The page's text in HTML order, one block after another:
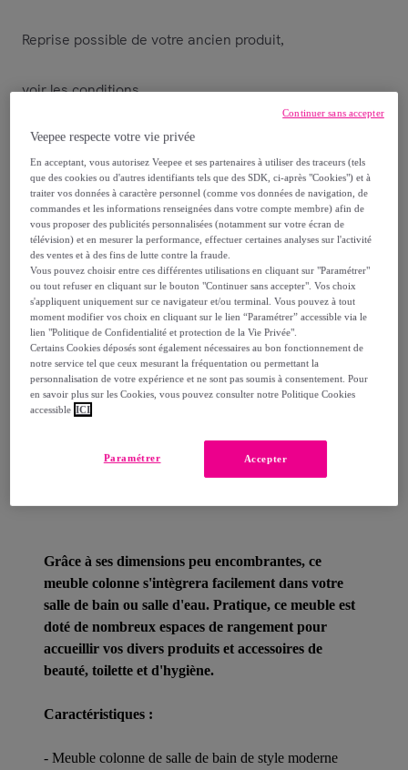
Reprise possible de votre ancien produit,
voir les conditions.
Vendu parAosom
Livraison
Livraison offerte par la marque
Livraison estimée: entre le13/08et le16/08
Comment ça marche ?
Détails sur votre produit
Grâce à ses dimensions peu encombrantes, ce
meuble colonne s'intègrera facilement dans votre
salle de bain ou salle d'eau. Pratique, ce meuble est
doté de nombreux espaces de rangement pour
accueillir vos divers produits et accessoires de
beauté, toilette et d'hygiène.
Caractéristiques :
- Meuble colonne de salle de bain de style moderne
Veepee respecte votre vie privée
En acceptant, vous autorisez Veepee et ses partenaires à utiliser des traceurs (tels
que des cookies ou d'autres identifiants tels que des SDK, ci-après "Cookies") et à
traiter vos données à caractère personnel (comme vos données de navigation, de
commandes et les informations renseignées dans votre compte membre) afin de
vous proposer des publicités personnalisées (notamment sur votre écran de
télévision) et en mesurer la performance, effectuer certaines analyses sur l'activité
des ventes et à des fins de lutte contre la fraude.
Vous pouvez choisir entre ces différentes utilisations en cliquant sur "Paramétrer"
ou tout refuser en cliquant sur le bouton "Continuer sans accepter". Vos choix
s'appliquent uniquement sur ce navigateur et/ou terminal. Vous pouvez à tout
moment modifier vos choix en cliquant sur le lien “Paramétrer” accessible via le
lien "Politique de Confidentialité et protection de la Vie Privée".
Certains Cookies déposés sont également nécessaires au bon fonctionnement de
notre service tel que ceux mesurant la fréquentation ou permettant la
personnalisation de votre expérience et ne sont pas soumis à consentement. Pour
en savoir plus sur les Cookies, vous pouvez consulter notre Politique Cookies
accessible ICI
Accepter
Paramétrer
Continuer sans accepter